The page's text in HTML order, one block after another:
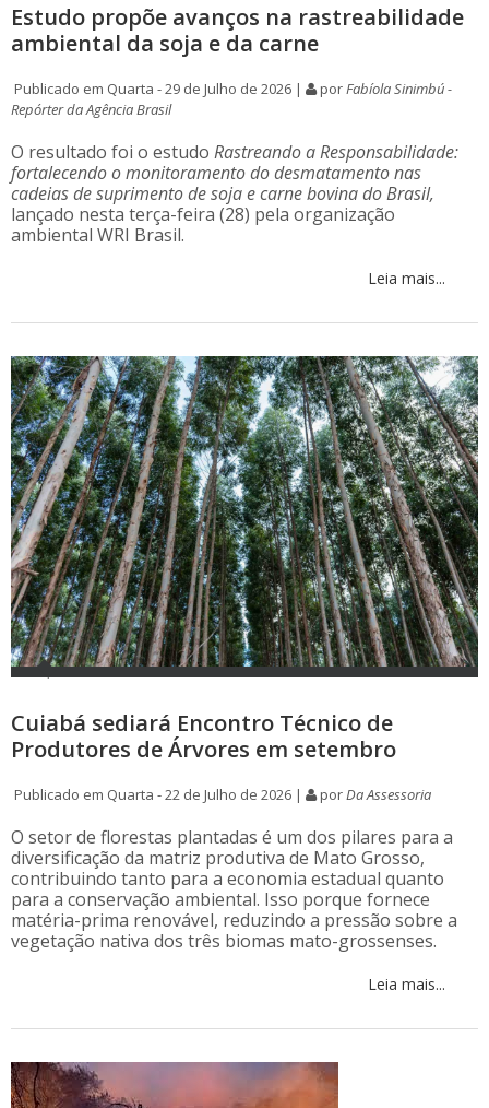
Estudo propõe avanços na rastreabilidade
ambiental da soja e da carne
Publicado em Quarta - 29 de Julho de 2026 | por Fabíola Sinimbú -
Repórter da Agência Brasil
O resultado foi o estudo Rastreando a Responsabilidade:
fortalecendo o monitoramento do desmatamento nas
cadeias de suprimento de soja e carne bovina do Brasil,
lançado nesta terça-feira (28) pela organização
ambiental WRI Brasil.
Leia mais...
Cuiabá sediará Encontro Técnico de
Produtores de Árvores em setembro
Publicado em Quarta - 22 de Julho de 2026 | porDa Assessoria
O setor de florestas plantadas é um dos pilares para a
diversificação da matriz produtiva de Mato Grosso,
contribuindo tanto para a economia estadual quanto
para a conservação ambiental. Isso porque fornece
matéria-prima renovável, reduzindo a pressão sobre a
vegetação nativa dos três biomas mato-grossenses.
Leia mais...